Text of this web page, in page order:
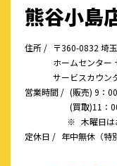
熊谷小島
住所 / 〒360-0832 埼
ホームセンター
サービスカウン
営業時間 / (販売) 9：
(買取)11：
※ 木曜日
定休日 / 年中無休（特